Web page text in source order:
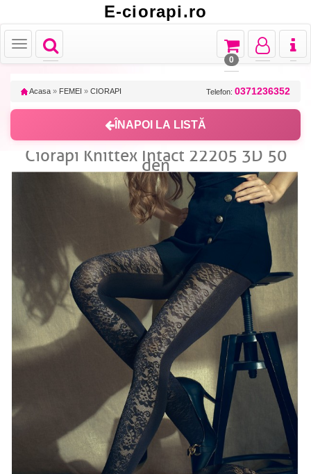
E-ciorapi.ro
Toggle
navigation
Toggle
Toggle
navigation
Toggle
navigation
Toggle
navigation
0
Acasa » FEMEI » CIORAPI Telefon: 0371236352
ÎNAPOI LA LISTĂ
Ciorapi Knittex Intact 22205 3D 50
den